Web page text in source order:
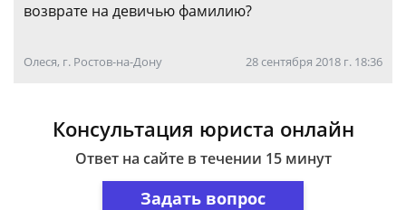
возврате на девичью фамилию?
Олеся, г. Ростов-на-Дону 28 сентября 2018 г. 18:36
Консультация юриста онлайн
Ответ на сайте в течении 15 минут
Задать вопрос